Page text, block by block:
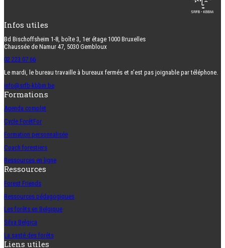
Infos utiles
Bd Bischoffsheim 1-8, boîte 3, 1er étage 1000 Bruxelles
Chaussée de Namur 47, 5030 Gembloux
02 223 07 66
Le mardi, le bureau travaille à bureaux fermés et n’est pas joignable par téléphone.
info@srfb-kbbm.be
Formations
Agenda complet
Cycle ForêtFor
Formation personnalisée
Coach forestiers
Ressources en ligne
Ressources
Forest Friends
Ressources pédagogiques
Les forêts en Belgique
Silva Belgica
La santé des forêts
Liens utiles